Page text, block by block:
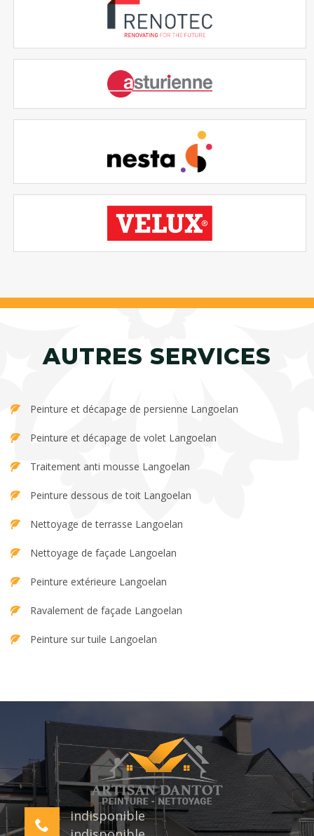
AUTRES SERVICES
Peinture et décapage de persienne Langoelan
Peinture et décapage de volet Langoelan
Traitement anti mousse Langoelan
Peinture dessous de toit Langoelan
Nettoyage de terrasse Langoelan
Nettoyage de façade Langoelan
Peinture extérieure Langoelan
Ravalement de façade Langoelan
Peinture sur tuile Langoelan
indisponible